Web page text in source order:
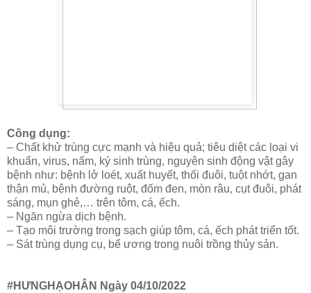
Công dụng:
– Chất khử trùng cực mạnh và hiệu quả; tiêu diệt các loại vi
khuẩn, virus, nấm, ký sinh trùng, nguyên sinh động vật gây
bệnh như: bệnh lở loét, xuất huyết, thối đuôi, tuột nhớt, gan
thận mủ, bệnh đường ruột, đốm đen, mòn râu, cụt đuôi, phát
sáng, mụn ghẻ,… trên tôm, cá, ếch.
– Ngăn ngừa dịch bệnh.
– Tạo môi trường trong sạch giúp tôm, cá, ếch phát triển tốt.
– Sát trùng dụng cụ, bể ương trong nuôi trồng thủy sản.
#HƯNGHẠOHÂN Ngày 04/10/2022